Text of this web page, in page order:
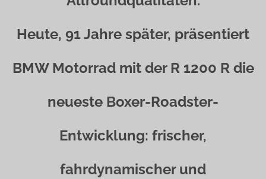
Heute, 91 Jahre später, präsentiert
BMW Motorrad mit der R 1200 R die
neueste Boxer-Roadster-
Entwicklung: frischer,
fahrdynamischer und